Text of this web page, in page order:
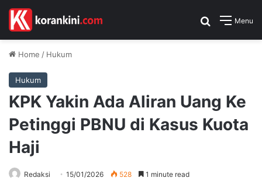
Menu
Search for
Home / Hukum
Hukum
KPK Yakin Ada Aliran Uang Ke
Petinggi PBNU di Kasus Kuota
Haji
Redaksi 15/01/2026 528 1 minute read